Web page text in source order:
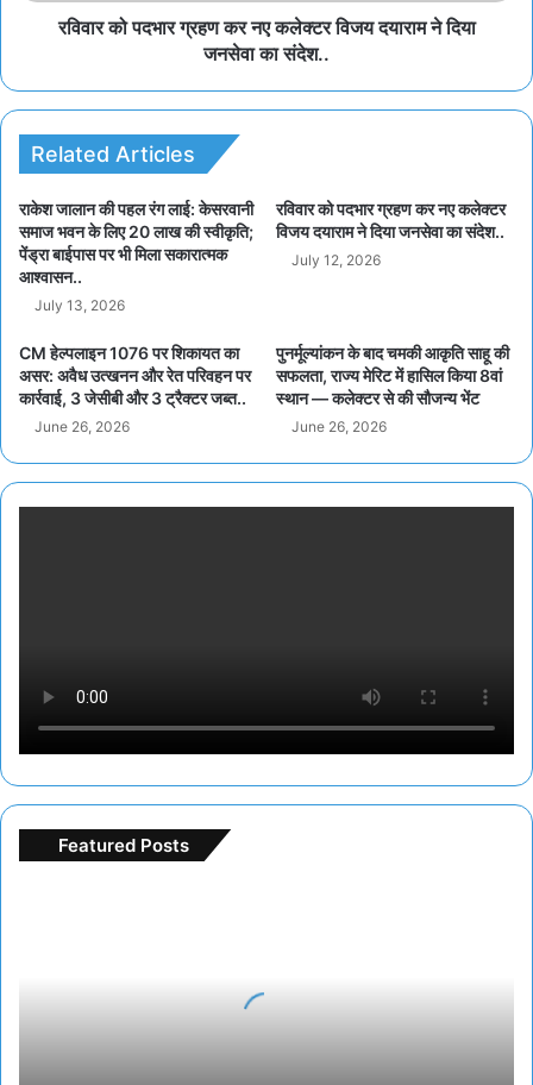
रविवार को पदभार ग्रहण कर नए कलेक्टर विजय दयाराम ने दिया
जनसेवा का संदेश..
Related Articles
राकेश जालान की पहल रंग लाई: केसरवानी
समाज भवन के लिए 20 लाख की स्वीकृति;
पेंड्रा बाईपास पर भी मिला सकारात्मक
आश्वासन..
July 13, 2026
रविवार को पदभार ग्रहण कर नए कलेक्टर
विजय दयाराम ने दिया जनसेवा का संदेश..
July 12, 2026
CM हेल्पलाइन 1076 पर शिकायत का
असर: अवैध उत्खनन और रेत परिवहन पर
कार्रवाई, 3 जेसीबी और 3 ट्रैक्टर जब्त..
June 26, 2026
पुनर्मूल्यांकन के बाद चमकी आकृति साहू की
सफलता, राज्य मेरिट में हासिल किया 8वां
स्थान — कलेक्टर से की सौजन्य भेंट
June 26, 2026
Featured Posts